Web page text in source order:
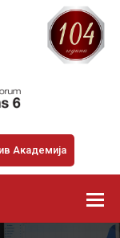
Академија